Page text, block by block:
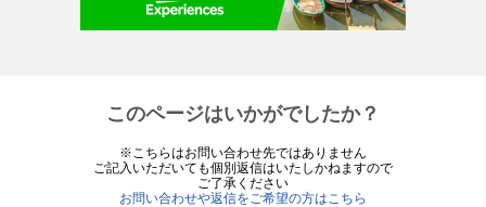
このページはいかがでしたか？
※こちらはお問い合わせ先ではありません
ご記入いただいても個別返信はいたしかねますので
ご了承ください
お問い合わせや返信をご希望の方はこちら